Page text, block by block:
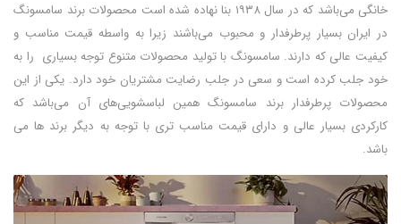
خانگی می‌باشد که در سال ۱۹۳۸ بنا نهاده شده است محصولات برند سامسونگ
در ایران بسیار پرطرفدار و محبوب می‌باشند زیرا به واسطه قیمت مناسب و
کیفیت عالی که دارند. سامسونگ با تولید محصولات متنوع توجه بسیاری را به
خود جلب کرده‌ است و سعی در جلب رضایت مشتریان خود دارد. یکی از این
محصولات پرطرفدار برند سامسونگ همین لباسشویی‌های آن می‌باشد که
کارکردی بسیار عالی و دارای قیمت مناسب‌ تری با توجه به دیگر برند ها می‌
باشد.